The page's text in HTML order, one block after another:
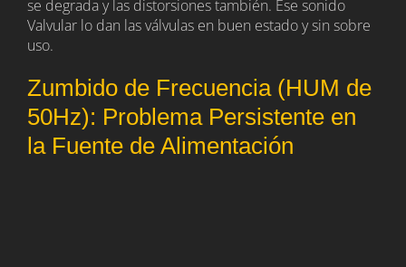
se degrada y las distorsiones también. Ese sonido
Valvular lo dan las válvulas en buen estado y sin sobre
uso.
Zumbido de Frecuencia (HUM de
50Hz): Problema Persistente en
la Fuente de Alimentación